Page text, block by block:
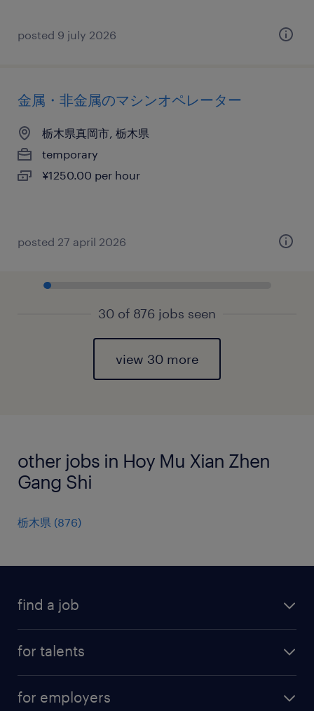
posted 9 july 2026
金属・非金属のマシンオペレーター
栃木県真岡市, 栃木県
temporary
¥1250.00 per hour
posted 27 april 2026
30 of 876 jobs seen
view 30 more
other jobs in Hoy Mu Xian Zhen
Gang Shi
栃木県 (876)
find a job
for talents
for employers